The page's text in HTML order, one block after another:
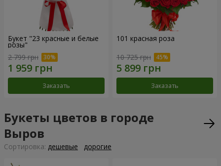
Букет "23 красные и белые
розы"
2 799 грн
Заказать
101 красная роза
10 725 грн
Заказать
Букеты цветов в городе
Выров
Cортировка: дешевые дорогие